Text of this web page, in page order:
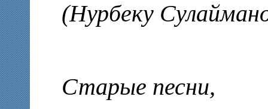
(Нурбеку
Старые песни,